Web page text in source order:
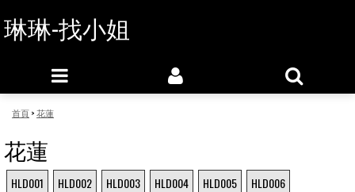
琳琳-找小姐
首頁>花蓮
花蓮
HLD001 HLD002 HLD003 HLD004 HLD005 HLD006